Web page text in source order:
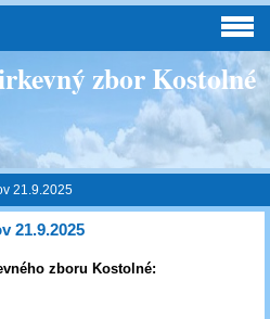
zbor Kostolné
21.9.2025
21.9.2025
zboru Kostolné: